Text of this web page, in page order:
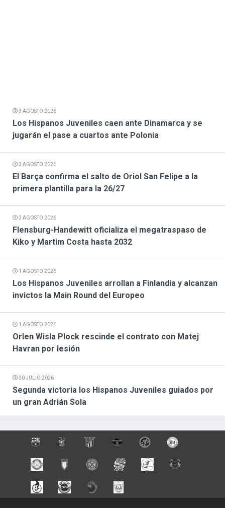
3 AGOSTO 2026
Los Hispanos Juveniles caen ante Dinamarca y se
jugarán el pase a cuartos ante Polonia
3 AGOSTO 2026
El Barça confirma el salto de Oriol San Felipe a la
primera plantilla para la 26/27
2 AGOSTO 2026
Flensburg-Handewitt oficializa el megatraspaso de
Kiko y Martim Costa hasta 2032
1 AGOSTO 2026
Los Hispanos Juveniles arrollan a Finlandia y alcanzan
invictos la Main Round del Europeo
1 AGOSTO 2026
Orlen Wisla Plock rescinde el contrato con Matej
Havran por lesión
30 JULIO 2026
Segunda victoria los Hispanos Juveniles guiados por
un gran Adrián Sola